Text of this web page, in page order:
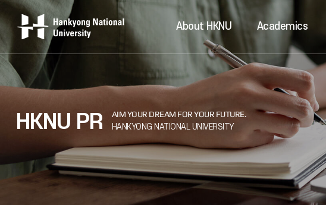
About HKNU Academics
HKNU PR